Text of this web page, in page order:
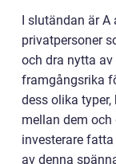
I slutändan är
privatpersoner
och dra nytta
framgångsrika
dess olika
mellan dem
investerare
av denna